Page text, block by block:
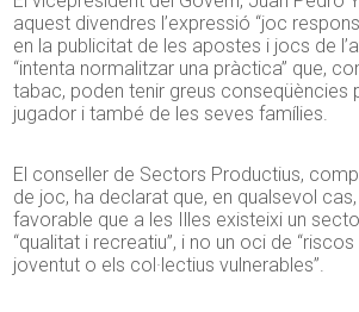
aquest divendres l’expressió “joc
en la publicitat de les apostes i jocs de
“intenta normalitzar una pràctica” que,
tabac, poden tenir greus conseqüències
jugador i també de les seves famílies.
El conseller de Sectors Productius,
de joc, ha declarat que, en qualsevol
favorable que a les Illes existeixi un
“qualitat i recreatiu”, i no un oci de
joventut o els col·lectius vulnerables”.